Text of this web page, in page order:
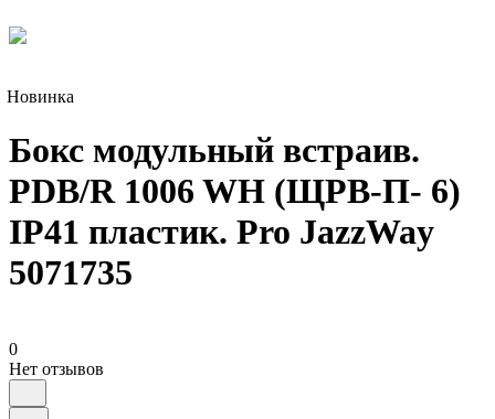
Новинка
Бокс модульный встраив.
PDB/R 1006 WH (ЩРВ-П- 6)
IP41 пластик. Pro JazzWay
5071735
0
Нет отзывов